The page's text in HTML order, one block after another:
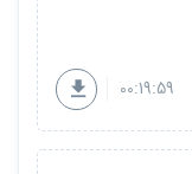
00:19:59